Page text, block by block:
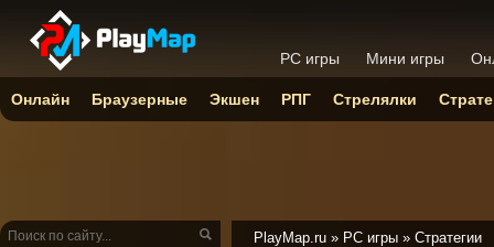
PlayMap.ru » PC игры » Стратегии
PC игры Мини игры
Онлайн Браузерные Экшен РПГ Стрелялки